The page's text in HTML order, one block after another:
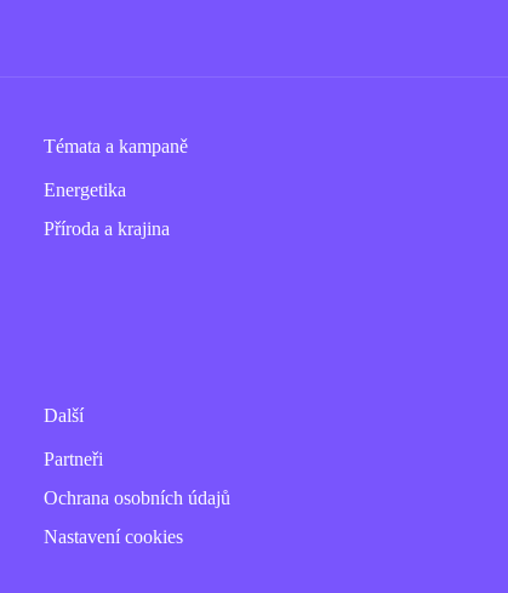
Témata a kampaně
Energetika
Příroda a krajina
Další
Partneři
Ochrana osobních údajů
Nastavení cookies